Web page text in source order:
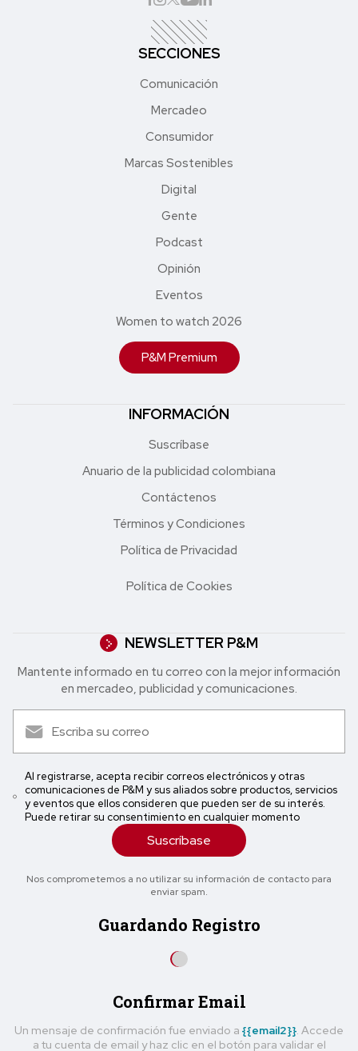
SECCIONES
Comunicación
Mercadeo
Consumidor
Marcas Sostenibles
Digital
Gente
Podcast
Opinión
Eventos
Women to watch 2026
P&M Premium
INFORMACIÓN
Suscríbase
Anuario de la publicidad colombiana
Contáctenos
Términos y Condiciones
Política de Privacidad
Política de Cookies
NEWSLETTER P&M
Mantente informado en tu correo con la mejor in formación
en mercadeo, publicidad y comunicaciones.
Al registrarse, acepta recibir correos electrónicos y otras
comunicaciones de P&M y sus aliados sobre productos, servicios
y eventos que ellos consideren que pueden ser de su interés.
Puede retirar su consentimiento en cualquier momento
Suscríbase
Nos comprometemos a no utilizar su información de contacto para
enviar spam.
Guardando Registro
Confirmar Email
Un mensaje de confirmación fue enviado a {{email2}}. Accede
a tu cuenta de email y haz clic en el botón para validar el